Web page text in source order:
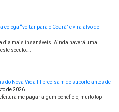
“voltar para o Ceará” e vira alvo de
dia mais insanáveis. Ainda haverá uma
século.…
do Nova Vida III precisam de suporte antes de
de 2026
me pagar algum benefício, muito top